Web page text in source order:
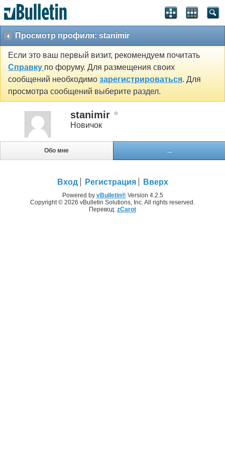
Просмотр профиля: stanimir
Если это ваш первый визит, рекомендуем почитать
Справку по форуму. Для размещения своих
сообщений необходимо зарегистрироваться. Для
просмотра сообщений выберите раздел.
stanimir
Новичок
Обо мне ...
Вход Регистрация Вверх
Powered by vBulletin®Version 4.2.5
Copyright © 2026 vBulletin Solutions, Inc. All rights reserved.
Перевод: zCarot